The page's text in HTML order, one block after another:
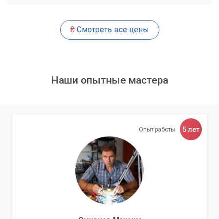
Для чистки применяются мягкие салфетки из микрофибры,
которые не оставляют ворсинок и не царапают
поверхность. Эти материалы эффективно собирают пыль и
грязь, обеспечивая бережный уход за чувствительной
поверхностью экрана. Мы используем только чистые и
свежие салфетки для каждого устройства.
Гарантия качества чистки
₴Смотреть все цены
Наши опытные мастера
Опыт работы 5 лет